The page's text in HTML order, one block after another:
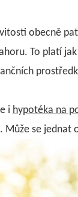
obecně
To platí
i hypotéka na
Může se